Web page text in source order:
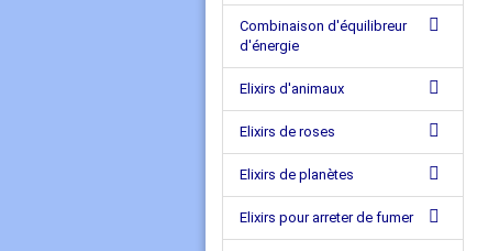
Combinaison d'équilibreur
d'énergie
Elixirs d'animaux
Elixirs de roses
Elixirs de planètes
Elixirs pour arreter de fumer